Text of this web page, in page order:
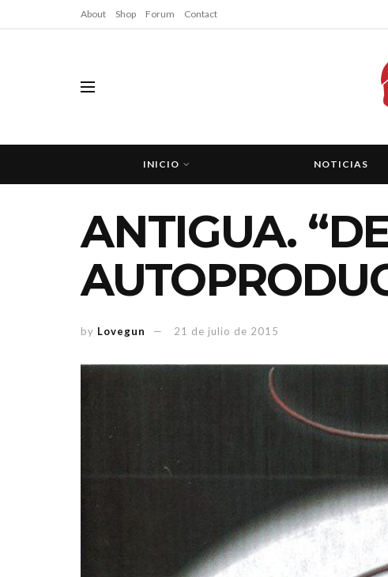
About Shop Forum Contact
INICIO NOTICIAS
ANTIGUA.
by Lovegun 21 de julio de 2015